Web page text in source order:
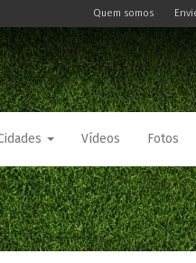
Quem somos
Vídeos Fotos